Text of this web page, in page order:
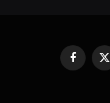
Facebook
X